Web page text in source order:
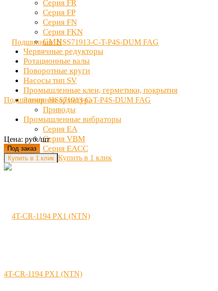
Серия FR
Серия FP
Серия FN
Серия FKN
GMN
Червячные редукторы
Ротационные валы
Поворотные круги
Насосы тип SV
Промышленные клеи, герметики, покрытия
Запорная арматура
Приводы
Промышленные вибраторы
Серия EA
Серия VBM
Серия EACC
Подшипник HSS71913-C-T-P4S-DUM FAG
Цена: руб./шт
Под заказ
Купить в 1 клик
4T-CR-1194 PX1 (NTN)